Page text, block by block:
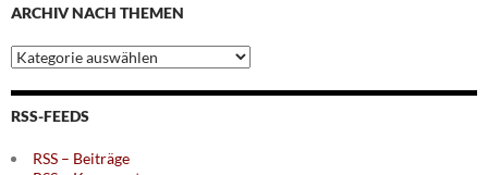
ARCHIV NACH THEMEN
Archiv
nach
Themen
RSS-FEEDS
RSS – Beiträge